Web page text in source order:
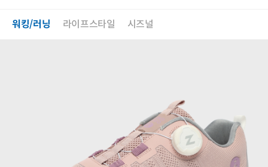
워킹/러닝 라이프스타일 시즈널